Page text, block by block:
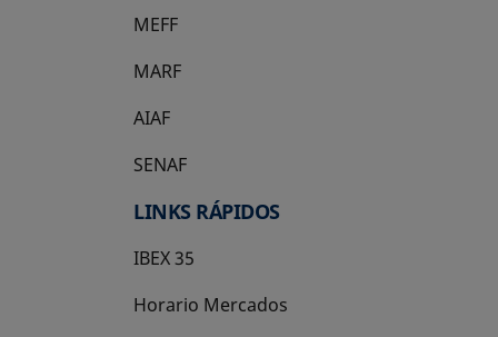
MEFF
se abre en una pestaña nueva
MARF
AIAF
SENAF
LINKS RÁPIDOS
IBEX 35
Horario Mercados